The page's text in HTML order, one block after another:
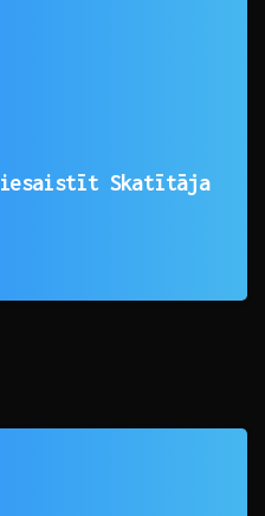
Skatītāja